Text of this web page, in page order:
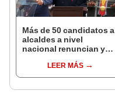
Más de 50 candidatos a
alcaldes a nivel
nacional renuncian y
encubiertaLEER MÁS